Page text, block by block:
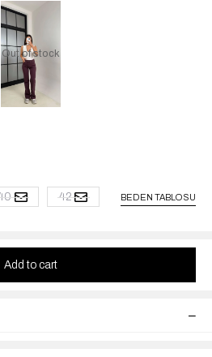
Out of stock
42 BEDEN TABLOSU